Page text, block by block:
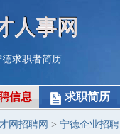
人事网
德求职者简历
信息 求职简历
网招聘网 > 宁德企业招聘